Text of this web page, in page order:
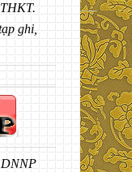
ghi,
DNNP